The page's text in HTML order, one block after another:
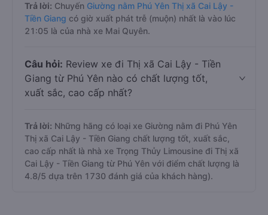
Trả lời: Chuyến Giường nằm Phú Yên Thị xã Cai Lậy -
Tiền Giang có giờ xuất phát trễ (muộn) nhất là vào lúc
21:05 là của nhà xe Mai Quyên.
Câu hỏi: Review xe đi Thị xã Cai Lậy - Tiền
Giang từ Phú Yên nào có chất lượng tốt,
xuất sắc, cao cấp nhất?
Trả lời: Những hãng có loại xe Giường nằm đi Phú Yên
Thị xã Cai Lậy - Tiền Giang chất lượng tốt, xuất sắc,
cao cấp nhất là nhà xe Trọng Thủy Limousine đi Thị xã
Cai Lậy - Tiền Giang từ Phú Yên với điểm chất lượng là
4.8/5 dựa trên 1730 đánh giá của khách hàng).